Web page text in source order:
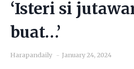
‘Isteri si
buat…’
Harapandaily January 24, 2024